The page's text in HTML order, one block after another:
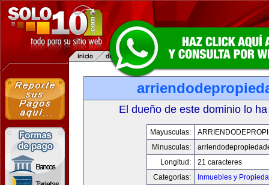
El dueño de este dominio lo
Mayusculas:
Minusculas:
Longitud:
21 caracteres
Categorias:
Inmuebles y